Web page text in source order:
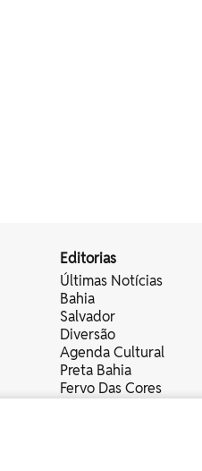
Editorias
Últimas Notícias
Bahia
Salvador
Diversão
Agenda Cultural
Preta Bahia
Fervo Das Cores